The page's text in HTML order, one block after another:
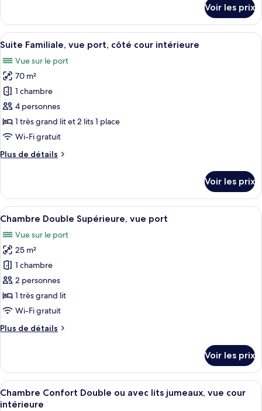
vue
port
le
type
de
Suite
Luxe,
balcon,
vue
port
Voir les prix
Afficher
toutes
les
photos
pour
ce
type
de
chambre :
Suite
port,
côté
cour
intérieure
Une pièce comprenant un canapé
7
Suite Familiale, vue port, côté cour intérieure
Vue sur le port
70 m²
1 chambre
4 personnes
1 très grand lit et 2 lits 1 place
Wi-Fi gratuit
Plus de détails
Plus
le
type
de
Suite
Familiale,
vue
port,
côté
cour
intérieure
Voir les prix
Afficher
toutes
les
photos
pour
ce
type
de
chambre :
Chambre
vue
port
Une chambre avec un grand lit, une
6
Chambre Double Supérieure, vue port
Vue sur le port
25 m²
1 chambre
2 personnes
1 très grand lit
Wi-Fi gratuit
Plus de détails
Plus
le
type
de
chambre
Voir les prix
Afficher
toutes
Une chambre avec un grand lit, une
3
Chambre Confort Double ou avec lits jumeaux, vue cour
intérieure